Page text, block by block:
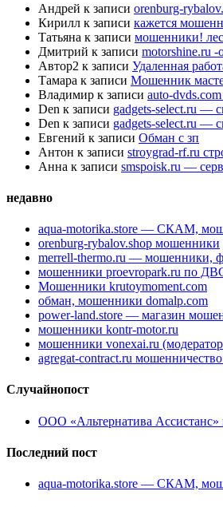
Андрей к записи orenburg-
Кирилл к записи кажется
Татьяна к записи мошенники!
Дмитрий к записи motorshine.ru -
Автор2 к записи Удаленная
Тамара к записи Мошенник
Владимир к записи auto-
Den к записи gadgets-select.ru —
Den к записи gadgets-select.ru —
Евгений к записи Обман с зп
Антон к записи stroygrad-rf.ru
Анна к записи smspoisk.ru —
недавно
aqua-motorika.store — СКАМ,
orenburg-rybalov.shop мошенники
merrell-thermo.ru — мошенники,
мошенники proevropark.ru по
Мошенники krutoymoment.com
обман, мошенники domalp.com
power-land.store — магазин
мошенники kontr-motor.ru
мошенники vonexai.ru
agregat-contract.ru
Случайнопост
ООО «Альтернатива Ассистанс»
Последний пост
aqua-motorika.store — СКАМ,